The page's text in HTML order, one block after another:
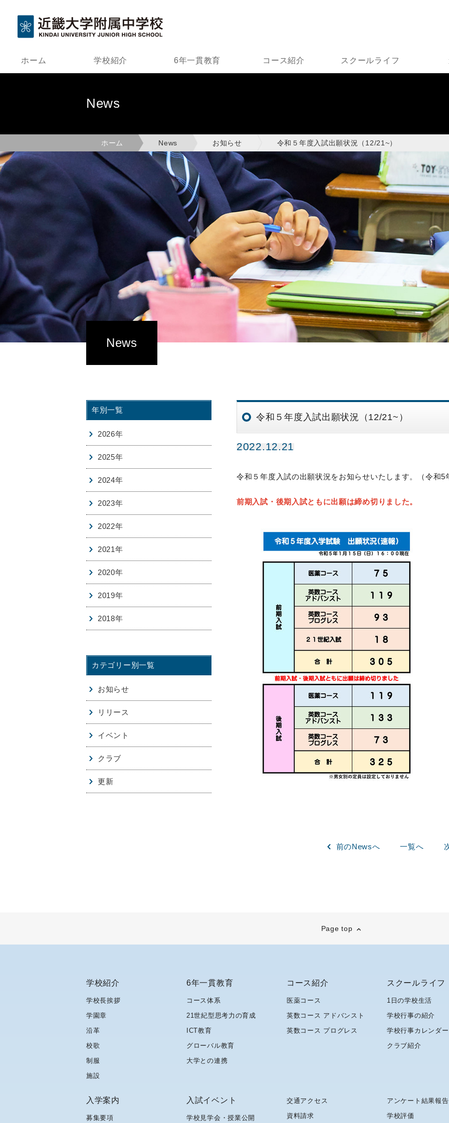
ホーム 学校紹介 6年一貫教育 コース紹介 スクールライフ
News
ホーム News お知らせ 令和５年度入試出願状況（12/21~）
News
令和５年度入試出願状況（12/21~）
2022.12.21
令和５年度入試の出願状況をお知らせいたします。（令和5
前期入試・後期入試ともに出願は締め切りました。
前のNewsへ 一覧へ
年別一覧
2026年
2025年
2024年
2023年
2022年
2021年
2020年
2019年
2018年
カテゴリー別一覧
お知らせ
リリース
イベント
クラブ
更新
Page top
学校紹介
学校長挨拶
学園章
沿革
校歌
制服
施設
6年一貫教育
コース体系
21世紀型思考力の育成
ICT教育
グローバル教育
大学との連携
コース紹介
医薬コース
英数コース アドバンスト
英数コース プログレス
スクールライフ
1日の学校生活
学校行事の紹介
学校行事カレンダー
クラブ紹介
入学案内
募集要項
入試イベント
学校見学会・授業公開
交通アクセス
資料請求
アンケート結果報告
学校評価